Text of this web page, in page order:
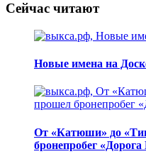
Сейчас читают
Новые имена на
От «Катюши» до
бронепробег